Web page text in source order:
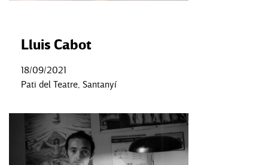
Lluis Cabot
18/09/2021
Pati del Teatre, Santanyí